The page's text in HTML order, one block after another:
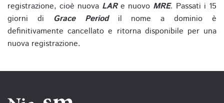
registrazione, cioè nuova LARe nuovo MRE. Passati i 15
giorni di Grace Periodil nome a dominio è
definitivamente cancellato e ritorna disponibile per una
nuova registrazione.